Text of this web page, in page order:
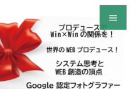


メニュ
サイド